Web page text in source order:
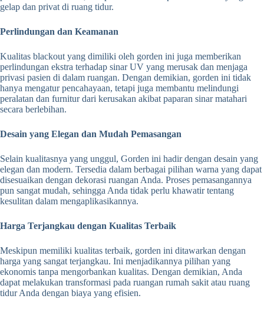
gelap dan privat di ruang tidur.
Perlindungan dan Keamanan
Kualitas blackout yang dimiliki oleh gorden ini juga memberikan
perlindungan ekstra terhadap sinar UV yang merusak dan menjaga
privasi pasien di dalam ruangan. Dengan demikian, gorden ini tidak
hanya mengatur pencahayaan, tetapi juga membantu melindungi
peralatan dan furnitur dari kerusakan akibat paparan sinar matahari
secara berlebihan.
Desain yang Elegan dan Mudah Pemasangan
Selain kualitasnya yang unggul, Gorden ini hadir dengan desain yang
elegan dan modern. Tersedia dalam berbagai pilihan warna yang dapat
disesuaikan dengan dekorasi ruangan Anda. Proses pemasangannya
pun sangat mudah, sehingga Anda tidak perlu khawatir tentang
kesulitan dalam mengaplikasikannya.
Harga Terjangkau dengan Kualitas Terbaik
Meskipun memiliki kualitas terbaik, gorden ini ditawarkan dengan
harga yang sangat terjangkau. Ini menjadikannya pilihan yang
ekonomis tanpa mengorbankan kualitas. Dengan demikian, Anda
dapat melakukan transformasi pada ruangan rumah sakit atau ruang
tidur Anda dengan biaya yang efisien.